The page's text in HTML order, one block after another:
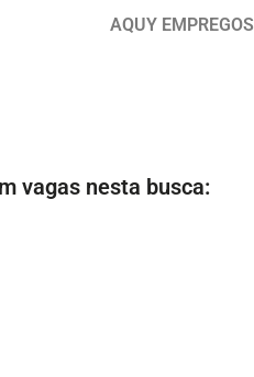
AQUY EMPREGOS
vagas nesta busca:
Favorito